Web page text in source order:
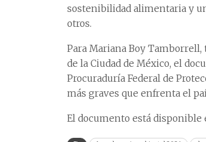
sostenibilidad alimentaria y
otros.
Para Mariana Boy
de la Ciudad de México, el
Procuraduría Federal de
más graves que enfrenta el
El documento está